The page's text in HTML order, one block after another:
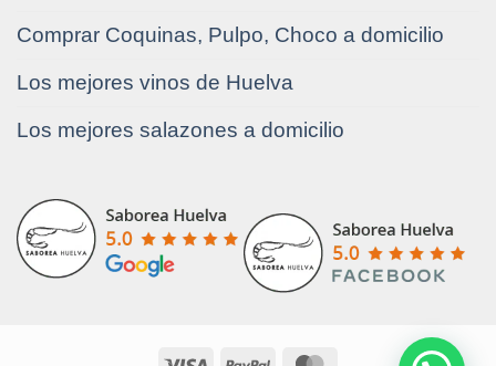
Comprar Coquinas, Pulpo, Choco a domicilio
Los mejores vinos de Huelva
Los mejores salazones a domicilio